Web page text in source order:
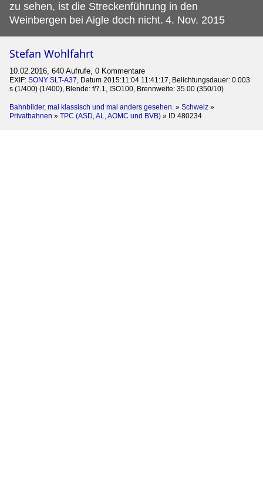
zu sehen, ist die Streckenführung in den
Weinbergen bei Aigle doch nicht. 4. Nov. 2015
Stefan Wohlfahrt
10.02.2016, 640 Aufrufe, 0 Kommentare
EXIF: SONY SLT-A37, Datum 2015:11:04 11:41:17, Belichtungsdauer: 0.003
s (1/400) (1/400), Blende: f/7.1, ISO100, Brennweite: 35.00 (350/10)
Bahnbilder, mal klassisch und mal anders gesehen. » Schweiz »
Privatbahnen » TPC (ASD, AL, AOMC und BVB) » ID 480234